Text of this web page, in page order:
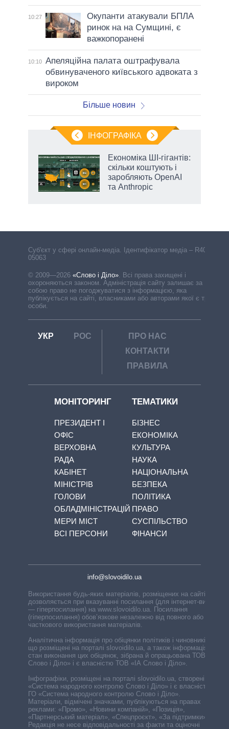
10:27
Окупанти атакували БПЛА
ринок на на Сумщині, є
важкопоранені
10:10 Апеляційна палата оштрафувала
обвинуваченого київського адвоката з
вироком
Більше новин
ІНФОГРАФІКА
Економіка ШІ-гігантів:
скільки коштують і
заробляють OpenAI
та Anthropic
Cуб'єкт у сфері онлайн-медіа. Ідентифікатор медіа – R40-
05063
© 2009—2026 «Слово і Діло». Всі права захищені і
охороняються законом. Адміністрація сайту залишає за
собою право не погоджуватися з інформацією, яка
публікується на сайті, власниками або авторами якої є треті
особи.
УКР РОС
ПРО НАС
КОНТАКТИ
ПРАВИЛА
МОНІТОРИНГ
ПРЕЗИДЕНТ І
ОФІС
ВЕРХОВНА
РАДА
КАБІНЕТ
МІНІСТРІВ
ГОЛОВИ
ОБЛАДМІНІСТРАЦІЙ
МЕРИ МІСТ
ВСІ ПЕРСОНИ
ТЕМАТИКИ
БІЗНЕС
ЕКОНОМІКА
КУЛЬТУРА
НАУКА
НАЦІОНАЛЬНА
БЕЗПЕКА
ПОЛІТИКА
ПРАВО
СУСПІЛЬСТВО
ФІНАНСИ
info@slovoidilo.ua
Використання будь-яких матеріалів, розміщених на сайті,
дозволяється при вказуванні посилання (для інтернет-видань
— гіперпосилання) на www.slovoidilo.ua. Посилання
(гіперпосилання) обов’язкове незалежно від повного або
часткового використання матеріалів.
Аналітична інформація про обіцянки політиків і чиновників,
що розміщені на порталі slovoidilo.ua, а також інформація про
стан виконання цих обіцянок, зібрана й опрацьована ТОВ «ІА
Слово і Діло» і є власністю ТОВ «ІА Слово і Діло».
Інфографіки, розміщені на порталі slovoidilo.ua, створені ГО
«Система народного контролю Слово і Діло» і є власністю
ГО «Система народного контролю Слово і Діло».
Матеріали, відмічені значками, публікуються на правах
реклами: «Промо», «Новини компаній», «Позиція»,
«Партнерський матеріал», «Спецпроєкт», «За підтримки».
Редакція не несе відповідальності за факти та оціночні